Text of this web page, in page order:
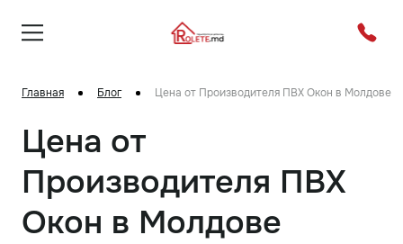
Главная Блог Цена от Производителя ПВХ Окон в Молдове
Цена от
Производителя ПВХ
Окон в Молдове